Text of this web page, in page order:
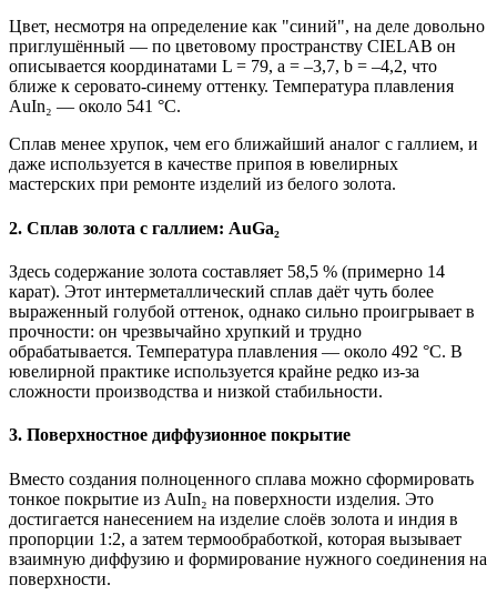
Цвет, несмотря на определение как "синий", на деле довольно
приглушённый — по цветовому пространству CIELAB он
описывается координатами L = 79, a = –3,7, b = –4,2, что
ближе к серовато-синему оттенку. Температура плавления
AuIn₂ — около 541 °C.
Сплав менее хрупок, чем его ближайший аналог с галлием, и
даже используется в качестве припоя в ювелирных
мастерских при ремонте изделий из белого золота.
2. Сплав золота с галлием: AuGa₂
Здесь содержание золота составляет 58,5 % (примерно 14
карат). Этот интерметаллический сплав даёт чуть более
выраженный голубой оттенок, однако сильно проигрывает в
прочности: он чрезвычайно хрупкий и трудно
обрабатывается. Температура плавления — около 492 °C. В
ювелирной практике используется крайне редко из-за
сложности производства и низкой стабильности.
3. Поверхностное диффузионное покрытие
Вместо создания полноценного сплава можно сформировать
тонкое покрытие из AuIn₂ на поверхности изделия. Это
достигается нанесением на изделие слоёв золота и индия в
пропорции 1:2, а затем термообработкой, которая вызывает
взаимную диффузию и формирование нужного соединения на
поверхности.